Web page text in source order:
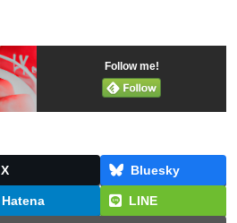
Follow me!
X
Bluesky
Hatena LINE